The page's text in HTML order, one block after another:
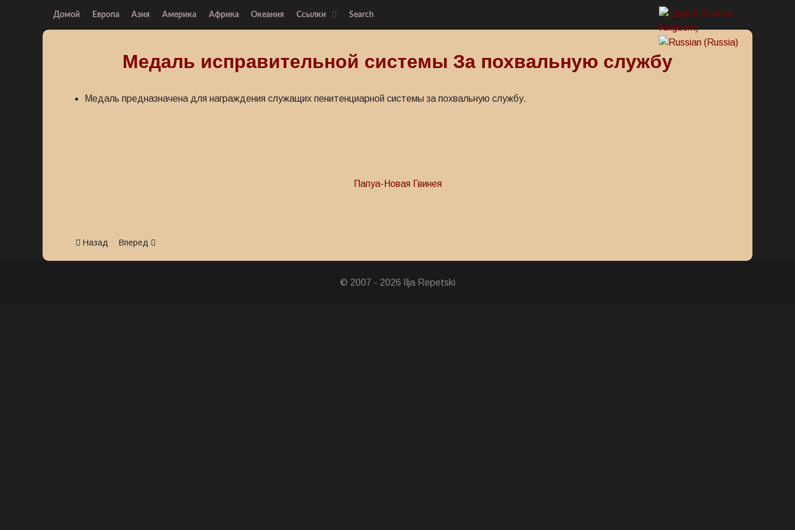
Домой Европа Азия Америка Африка Океания Ссылки Search
Медаль исправительной системы За похвальную службу
Медаль предназначена для награждения служащих пенитенциарной системы за похвальную службу.
Папуа-Новая Гвинея
Предыдущий: Медаль исправительной системы За доблесть
Назад Следующий: Медаль Столетие создания полиции
Вперед
© 2007 - 2026 Ilja Repetski